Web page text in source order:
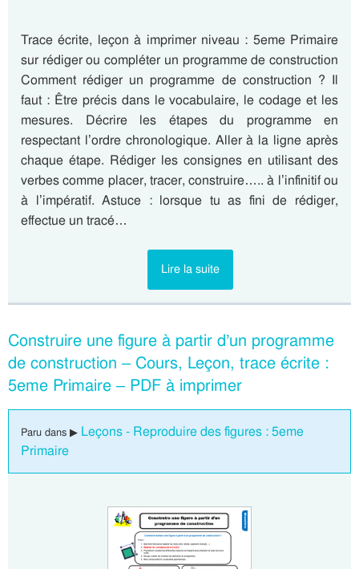
Trace écrite, leçon à imprimer niveau : 5eme Primaire
sur rédiger ou compléter un programme de construction
Comment rédiger un programme de construction ? Il
faut : Être précis dans le vocabulaire, le codage et les
mesures. Décrire les étapes du programme en
respectant l’ordre chronologique. Aller à la ligne après
chaque étape. Rédiger les consignes en utilisant des
verbes comme placer, tracer, construire….. à l’infinitif ou
à l’impératif. Astuce : lorsque tu as fini de rédiger,
effectue un tracé…
Lire la suite
Construire une figure à partir d’un programme
de construction – Cours, Leçon, trace écrite :
5eme Primaire – PDF à imprimer
Paru dans ▶ Leçons - Reproduire des figures : 5eme
Primaire